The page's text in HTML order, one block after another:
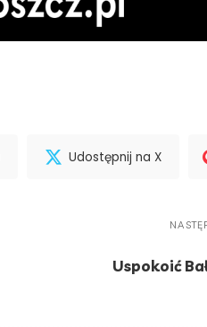
Udostępnij na X
Uspokoić